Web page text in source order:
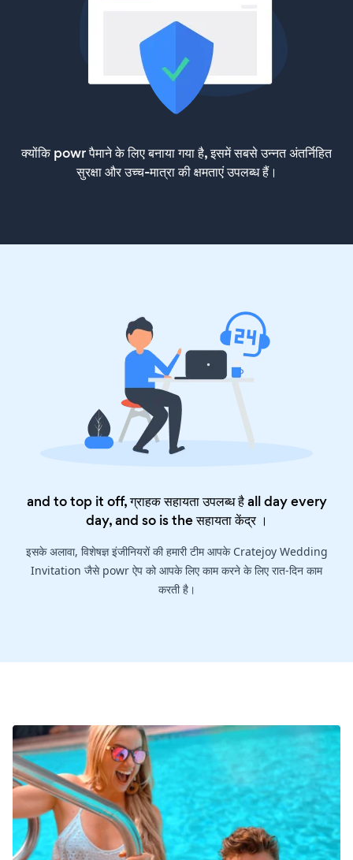
क्योंकि powr पैमाने के लिए बनाया गया है, इसमें सबसे उन्नत अंतर्निहित
सुरक्षा और उच्च-मात्रा की क्षमताएं उपलब्ध हैं।
and to top it off, ग्राहक सहायता उपलब्ध है all day every
day, and so is theसहायता केंद्र।
इसके अलावा, विशेषज्ञ इंजीनियरों की हमारी टीम आपके Cratejoy Wedding
Invitation जैसे powr ऐप को आपके लिए काम करने के लिए रात-दिन काम
करती है।